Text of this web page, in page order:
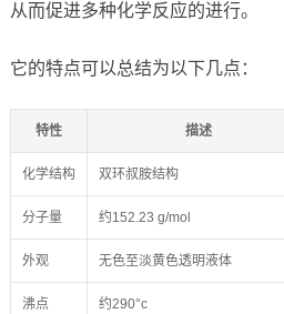
从而促进多种化学反应的进行。
它的特点可以总结为以下几点：
特性 描述
化学结构 双环叔胺结构
分子量 约152.23 g/mol
外观 无色至淡黄色透明液体
沸点 约290°c